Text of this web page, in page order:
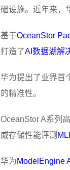
础设施。近年来，
基于OceanStor
打造了AI数据湖解
华为提出了业界首
的精准性。
OceanStor A系列
威存储性能评测
华为ModelEngine